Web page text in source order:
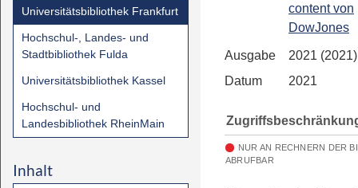
Universitätsbibliothek Frankfurt
Hochschul-, Landes- und
Stadtbibliothek Fulda
Universitätsbibliothek Kassel
Hochschul- und
Landesbibliothek RheinMain
Inhalt
content von
DowJones
Ausgabe
2021
Datum
2021
NUR AN RECHNERN DER
ABRUFBAR